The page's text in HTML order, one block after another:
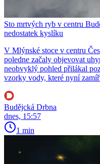
Sto mrtvých ryb v centru
nedostatek kyslíku
V Mlýnské stoce v centru
poledne začaly objevovat
neobvyklý pohled přilákal
vzorky vody, které nyní
Budějcká Drbna
dnes, 15:57
1 min